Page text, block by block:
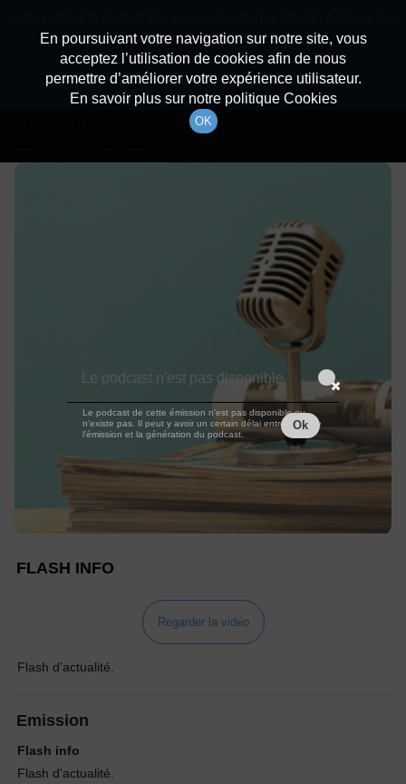
Détails De L'émission
FLASH INFO
Regarder la vidéo
Flash d'actualité.
Emission
Flash info
Flash d'actualité.
En poursuivant votre navigation sur notre site, vous
acceptez l’utilisation de cookies afin de nous
permettre d’améliorer votre expérience utilisateur.
En savoir plus sur notre politique Cookies
OK
dessous pour l'installer.
Non merci Télécharger l'application
Le podcast n'est pas disponible
Le podcast de cette émission n'est pas disponible ou
n'existe pas. Il peut y avoir un certain délai entre la fin de
l'émission et la génération du podcast.
Ok